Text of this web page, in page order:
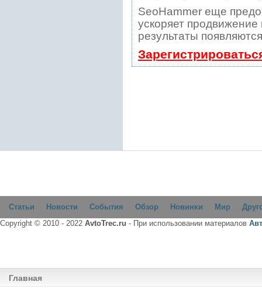
SeoHammer еще
ускоряет
результаты
Статьи Новости События Обзор Новинки Мир
Copyright © 2010 - 2022 AvtoTrec.ru - При использовании материалов
Главная